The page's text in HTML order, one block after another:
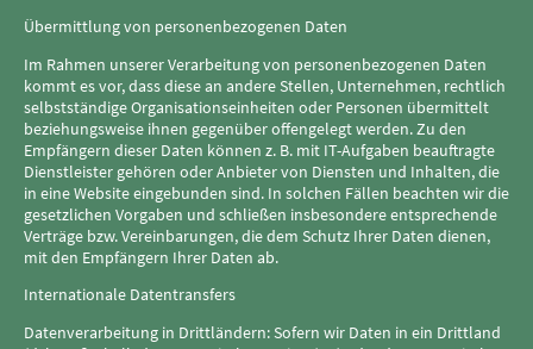
Übermittlung von personenbezogenen Daten
Im Rahmen unserer Verarbeitung von personenbezogenen Daten
kommt es vor, dass diese an andere Stellen, Unternehmen, rechtlich
selbstständige Organisationseinheiten oder Personen übermittelt
beziehungsweise ihnen gegenüber offengelegt werden. Zu den
Empfängern dieser Daten können z. B. mit IT-Aufgaben beauftragte
Dienstleister gehören oder Anbieter von Diensten und Inhalten, die
in eine Website eingebunden sind. In solchen Fällen beachten wir die
gesetzlichen Vorgaben und schließen insbesondere entsprechende
Verträge bzw. Vereinbarungen, die dem Schutz Ihrer Daten dienen,
mit den Empfängern Ihrer Daten ab.
Internationale Datentransfers
Datenverarbeitung in Drittländern: Sofern wir Daten in ein Drittland